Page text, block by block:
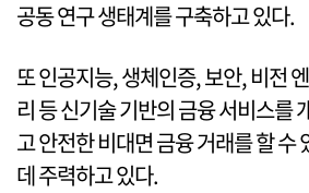
공동 연구 생태계를 구축하고 있다.
또 인공지능, 생체인증, 보안, 비전
리 등 신기술 기반의 금융 서비스를
고 안전한 비대면 금융 거래를 할 수
데 주력하고 있다.